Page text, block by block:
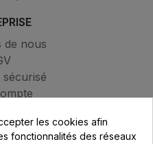
de nous
sécurisé
les cookies afin
fonctionnalités des réseaux